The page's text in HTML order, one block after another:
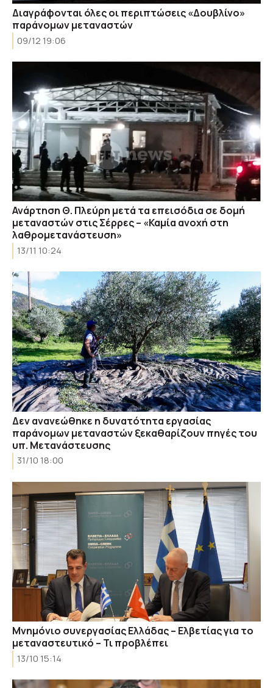
Διαγράφονται όλες οι περιπτώσεις «Δουβλίνο»
παράνομων μεταναστών
09/12 19:06
Ανάρτηση Θ. Πλεύρη μετά τα επεισόδια σε δομή
μεταναστών στις Σέρρες – «Καμία ανοχή στη
λαθρομετανάστευση»
13/11 10:24
Δεν ανανεώθηκε η δυνατότητα εργασίας
παράνομων μεταναστών ξεκαθαρίζουν πηγές του
υπ. Μετανάστευσης
31/10 18:00
Μνημόνιο συνεργασίας Ελλάδας – Ελβετίας για το
μεταναστευτικό – Τι προβλέπει
13/10 15:14